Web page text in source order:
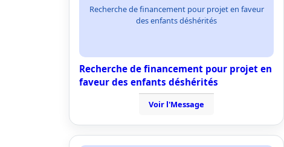
Recherche de financement pour projet en faveur
des enfants déshérités
Recherche de financement pour projet en
faveur des enfants déshérités
Voir l'Message